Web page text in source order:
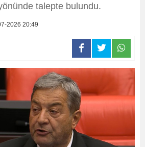
talepte bulundu.
2026 20:49